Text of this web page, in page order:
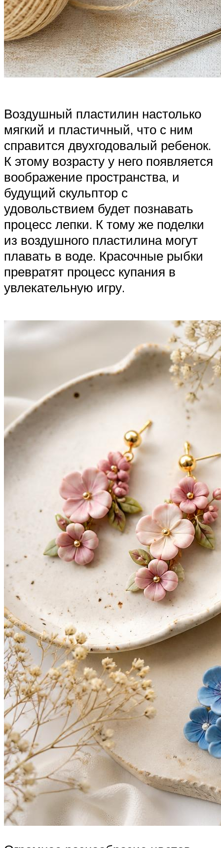
Воздушный пластилин настолько
мягкий и пластичный, что с ним
справится двухгодовалый ребенок.
К этому возрасту у него появляется
воображение пространства, и
будущий скульптор с
удовольствием будет познавать
процесс лепки. К тому же поделки
из воздушного пластилина могут
плавать в воде. Красочные рыбки
превратят процесс купания в
увлекательную игру.